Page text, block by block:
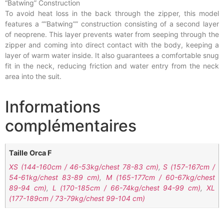
“Batwing” Construction
To avoid heat loss in the back through the zipper, this model
features a “”Batwing”” construction consisting of a second layer
of neoprene. This layer prevents water from seeping through the
zipper and coming into direct contact with the body, keeping a
layer of warm water inside. It also guarantees a comfortable snug
fit in the neck, reducing friction and water entry from the neck
area into the suit.
Informations
complémentaires
Taille Orca F
XS (144-160cm / 46-53kg/chest 78-83 cm),S (157-167cm /
54-61kg/chest 83-89 cm), M (165-177cm / 60-67kg/chest
89-94 cm), L (170-185cm / 66-74kg/chest 94-99 cm), XL
(177-189cm / 73-79kg/chest 99-104 cm)